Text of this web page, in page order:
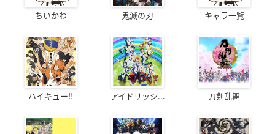
ちいかわ 鬼滅の刃 キャラ一覧
ハイキュー!! アイドリッシ... 刀剣乱舞